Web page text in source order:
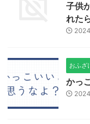
子供
れた
おふざ
かっ